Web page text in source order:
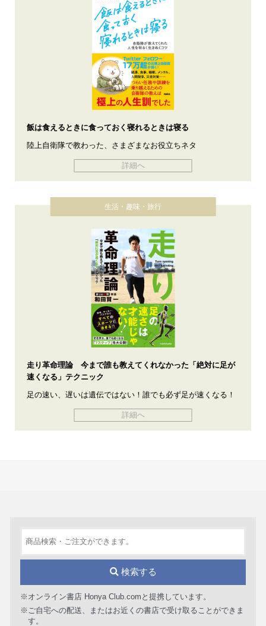
飯は食えるときに食っておく寝れるときは寝る
陸上自衛隊で教わった、さまざまなお役立ちネタ
詳細へ
生活・趣味・旅行
走り革命理論 今まで誰も教えてくれなかった「絶対に足が
速くなる」テクニック
足の速い、遅いは遺伝ではない！誰でも必ず足が速くなる！
詳細へ
検索する
※オンライン書店 Honya Club.comと提携しています。
※ご自宅への配送、またはお近くの書店で受け取ることができま
す。